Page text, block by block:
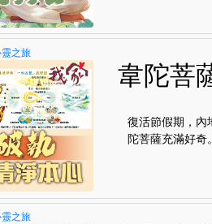
之旅
韋陀菩
復活節假期，內
陀菩薩充滿好奇
之旅